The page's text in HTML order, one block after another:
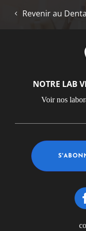
Revenir au
NOTRE LAB
Voir nos